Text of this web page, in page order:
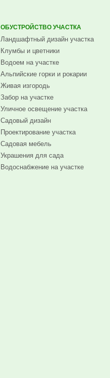
ОБУСТРОЙСТВО УЧАСТКА
Ландшафтный дизайн участка
Клумбы и цветники
Водоем на участке
Альпийские горки и рокарии
Живая изгородь
Забор на участке
Уличное освещение участка
Садовый дизайн
Проектирование участка
Садовая мебель
Украшения для сада
Водоснабжение на участке